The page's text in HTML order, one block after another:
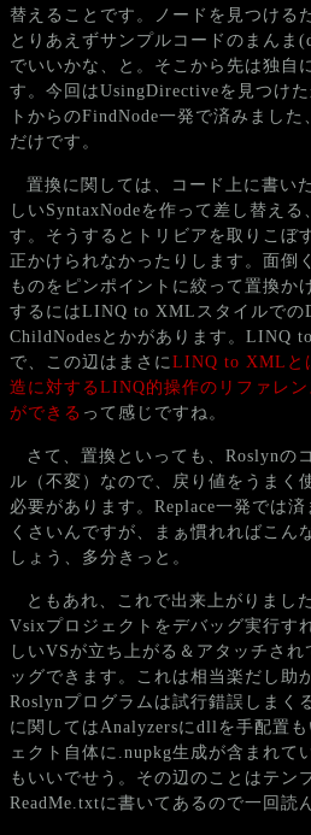
替えることです。ノードを見つける
とりあえずサンプルコードのまんま
でいいかな、と。そこから先は独自
す。今回はUsingDirectiveを見つけ
トからのFindNode一発で済みまし
だけです。
置換に関しては、コード上に書い
しいSyntaxNodeを作って差し替え
す。そうするとトリビアを取りこぼ
正かけられなかったりします。面倒
ものをピンポイントに絞って置換か
するにはLINQ to XMLスタイルでの
ChildNodesとかがあります。LINQ
で、この辺はまさに LINQ to XMLと
造に対するLINQ的操作のリファレ
ができる って感じですね。
さて、置換といっても、Roslynの
ル（不変）なので、戻り値をうまく
必要があります。Replace一発では
くさいんですが、まぁ慣れればこん
しょう、多分きっと。
ともあれ、これで出来上がりまし
Vsixプロジェクトをデバッグ実行す
しいVSが立ち上がる＆アタッチさ
ッグできます。これは相当楽だし助
Roslynプログラムは試行錯誤しまく
に関してはAnalyzersにdllを手配置
ェクト自体に.nupkg生成が含まれて
もいいでせう。その辺のことはテン
ReadMe.txtに書いてあるので一回読